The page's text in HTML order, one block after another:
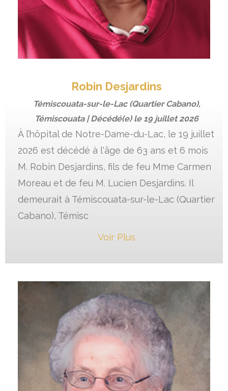
Robin Desjardins
Témiscouata-sur-le-Lac (Quartier Cabano),
Témiscouata | Décédé(e) le 19 juillet 2026
À l’hôpital de Notre-Dame-du-Lac, le 19 juillet
2026 est décédé à l'âge de 63 ans et 6 mois
M. Robin Desjardins, fils de feu Mme Carmen
Moreau et de feu M. Lucien Desjardins. Il
demeurait à Témiscouata-sur-le-Lac (Quartier
Cabano), Témisc
Voir Plus